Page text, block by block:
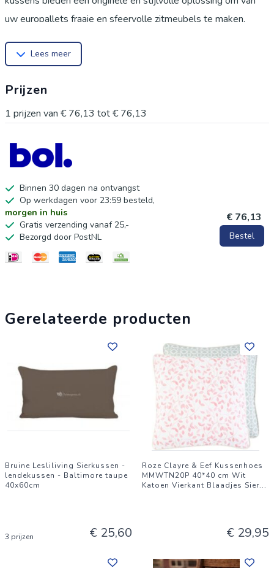
uw europallets fraaie en sfeervolle zitmeubels te maken.
of zelfs in cafés en restaurants. Dit veelzijdige kussen is
comfortabeler en aantrekkelijker.
Lees meer
Prijzen
1 prijzen van € 76,13 tot€ 76,13
Binnen 30 dagen na ontvangst
Op werkdagen voor 23:59 besteld,
morgen in huis
Gratis verzending vanaf 25,-
Bezorgd door PostNL
€ 76,13
Bestel
Gerelateerde producten
Bruine Lesliliving Sierkussen -
lendekussen - Baltimore taupe
40x60cm
3 prijzen € 25,60
Roze Clayre & Eef Kussenhoes
MMWTN20P 40*40 cm Wit
Katoen Vierkant Blaadjes Sier...
€ 29,95